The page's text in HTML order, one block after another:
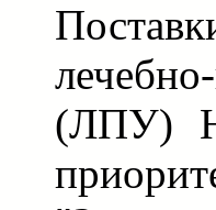
(ЛПУ)